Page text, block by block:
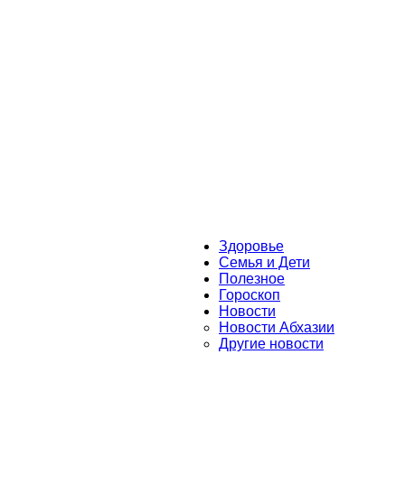
Здоровье
Семья и Дети
Полезное
Гороскоп
Новости
Новости Абхазии
Другие новости